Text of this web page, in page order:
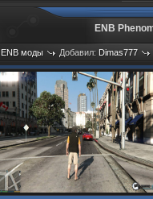
ENB
ENB моды Добавил: Dimas777
Просмотров: 1759